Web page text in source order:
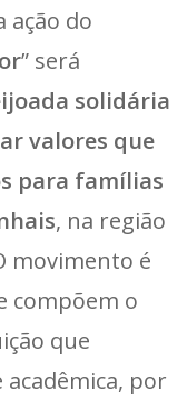
ação do
” será
solidária
valores que
para famílias
, na região
movimento é
compõem o
que
por